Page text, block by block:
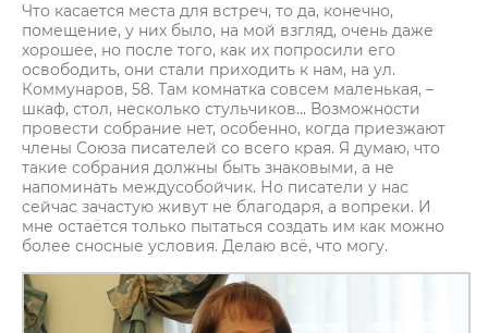
Что касается места для встреч, то да, конечно,
помещение, у них было, на мой взгляд, очень даже
хорошее, но после того, как их попросили его
освободить, они стали приходить к нам, на ул.
Коммунаров, 58. Там комнатка совсем маленькая, –
шкаф, стол, несколько стульчиков… Возможности
провести собрание нет, особенно, когда приезжают
члены Союза писателей со всего края. Я думаю, что
такие собрания должны быть знаковыми, а не
напоминать междусобойчик. Но писатели у нас
сейчас зачастую живут не благодаря, а вопреки. И
мне остаётся только пытаться создать им как можно
более сносные условия. Делаю всё, что могу.